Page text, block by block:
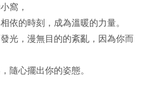
窩，
依的時刻，成為溫暖的力量。
光，漫無目的的紊亂，因為你而
隨心擺出你的姿態。